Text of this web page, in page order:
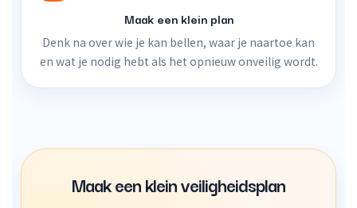
Maak een klein plan
Denk na over wie je kan bellen, waar je naartoe kan
en wat je nodig hebt als het opnieuw onveilig wordt.
Maak een klein veiligheidsplan